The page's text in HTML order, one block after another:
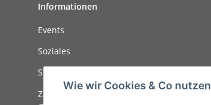
Informationen
Events
Soziales
Stellenanzeigen
Zahlungsmöglichkeiten
Wie wir Cookies & Co nutzen